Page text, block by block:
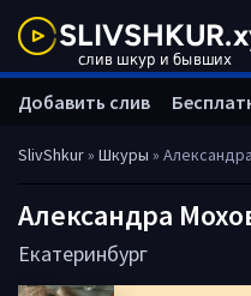
SlivShkur» Шкуры »
Александра
Екатеринбург
Добавить слив